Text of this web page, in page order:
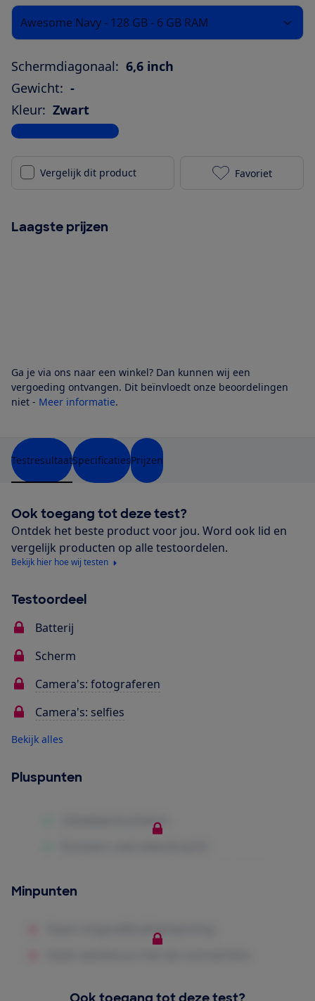
Awesome Navy - 128 GB - 6 GB RAM
Schermdiagonaal: 6,6 inch
Gewicht: -
Kleur: Zwart
Bekijk alle specificaties
Vergelijk dit product Samsung
Favoriet
Laagste prijzen
Ga je via ons naar een winkel? Dan kunnen wij een
vergoeding ontvangen. Dit beïnvloedt onze beoordelingen
niet - Meer informatie.
TestresultaatSpecificatiesPrijzen
Ook toegang tot deze test?
Ontdek het beste product voor jou. Word ook lid en
vergelijk producten op alle testoordelen.
Bekijk hier hoe wij testen
Testoordeel
Batterij
Scherm
Camera's: fotograferen
Camera's: selfies
Bekijk alles
Pluspunten
Minpunten